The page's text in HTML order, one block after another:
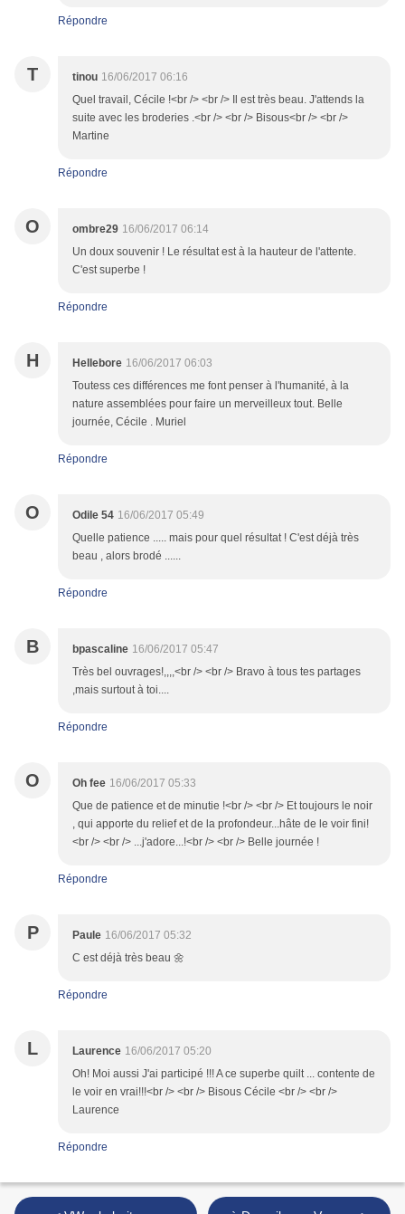
Répondre
T tinou 16/06/2017 06:16
Quel travail, Cécile !<br /> <br /> Il est très beau. J'attends la
suite avec les broderies .<br /> <br /> Bisous<br /> <br />
Martine
Répondre
O ombre29 16/06/2017 06:14
Un doux souvenir ! Le résultat est à la hauteur de l'attente.
C'est superbe !
Répondre
H Hellebore 16/06/2017 06:03
Toutess ces différences me font penser à l'humanité, à la
nature assemblées pour faire un merveilleux tout. Belle
journée, Cécile . Muriel
Répondre
O Odile 54 16/06/2017 05:49
Quelle patience ..... mais pour quel résultat ! C'est déjà très
beau , alors brodé ......
Répondre
B bpascaline 16/06/2017 05:47
Très bel ouvrages!,,,,<br /> <br /> Bravo à tous tes partages
,mais surtout à toi....
Répondre
O Oh fee 16/06/2017 05:33
Que de patience et de minutie !<br /> <br /> Et toujours le noir
, qui apporte du relief et de la profondeur...hâte de le voir fini!
<br /> <br /> ...j'adore...!<br /> <br /> Belle journée !
Répondre
P Paule 16/06/2017 05:32
C est déjà très beau 🌼
Répondre
L Laurence 16/06/2017 05:20
Oh! Moi aussi J'ai participé !!! A ce superbe quilt ... contente de
le voir en vrai!!!<br /> <br /> Bisous Cécile <br /> <br />
Laurence
Répondre